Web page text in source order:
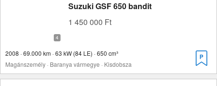
Suzuki GSF 650 bandit
1 450 000 Ft
2008 · 69.000 km · 63 kW (84 LE) · 650 cm³
Magánszemély · Baranya vármegye · Kisdobsza